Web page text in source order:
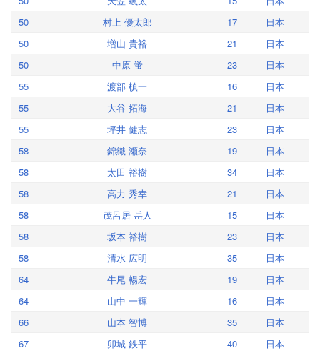
50
村上 優太郎 17
日本
50
増山 貴裕 21
日本
50
中原 蛍 23
日本
55
渡部 槙一 16
日本
55
大谷 拓海 21
日本
55
坪井 健志 23
日本
58
錦織 瀬奈 19
日本
58
太田 裕樹 34
日本
58
高力 秀幸 21
日本
58
茂呂居 岳人 15
日本
58
坂本 裕樹 23
日本
58
清水 広明 35
日本
64
牛尾 暢宏 19
日本
64
山中 一輝 16
日本
66
山本 智博 35
日本
67
卯城 鉄平 40
日本